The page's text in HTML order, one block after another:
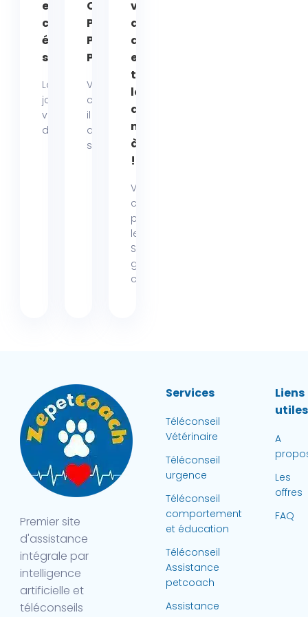
en été : nos
conseils pour
éviter les effets
secondaires !
Lorsque les beaux
jours arrivent, la
vigilance autour
des traitements...
CONSEILS
PRATIQUES
POUR
PROPRIÉTAIRES
Votre
compagnon a-t-
il déjà attrapé
des tiques à la
saison...
votre chat :
des colliers
anti-puces
et anti-
tiques
longue
durée
maintenant
à prix réduit
!
Vous
connaissez
peut-être déjà
le collier
Seresto, ce
grand
classique...
Premier site
d'assistance
intégrale par
intelligence
artificielle et
téléconseils
Services
Téléconseil
Vétérinaire
Téléconseil
urgence
Téléconseil
comportement
et éducation
Téléconseil
Assistance
petcoach
Assistance
Liens
utiles
A
Les
offres
FAQ